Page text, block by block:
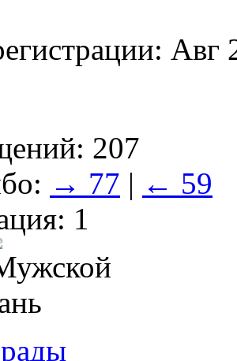
Авг
207
→ 77 | ← 59
1